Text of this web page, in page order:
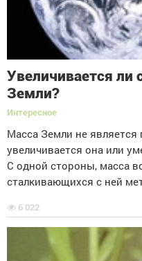
Увеличивается ли
Земли?
Интересное
Масса Земли не является
увеличивается она или
С одной стороны, масса
сталкивающихся с ней
6 022